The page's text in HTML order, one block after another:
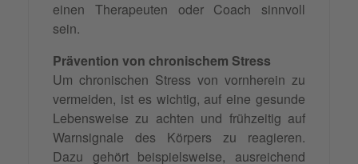
einen Therapeuten oder Coach sinnvoll
sein.
Prävention von chronischem Stress
Um chronischen Stress von vornherein zu
vermeiden, ist es wichtig, auf eine gesunde
Lebensweise zu achten und frühzeitig auf
Warnsignale des Körpers zu reagieren.
Dazu gehört beispielsweise, ausreichend